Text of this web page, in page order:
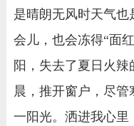
是晴朗无风时天气
会儿，也会冻得“面
阳，失去了夏日火
晨，推开窗户，尽
一阳光。洒进我心里